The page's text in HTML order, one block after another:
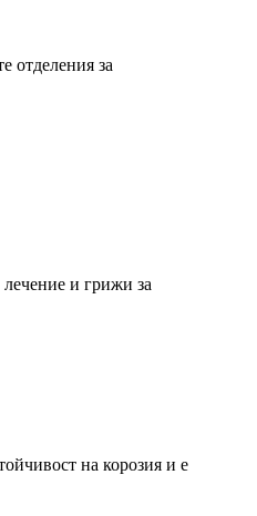
отделения за
лечение и грижи за
на корозия и е